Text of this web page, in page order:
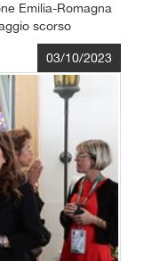
Emilia-Romagna
scorso
03/10/2023